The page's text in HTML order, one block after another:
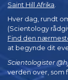
Saint Hill Afrika
Hver dag, rundt
(Scientology
Find den
at begynde dit
Scientologister
verden over, som